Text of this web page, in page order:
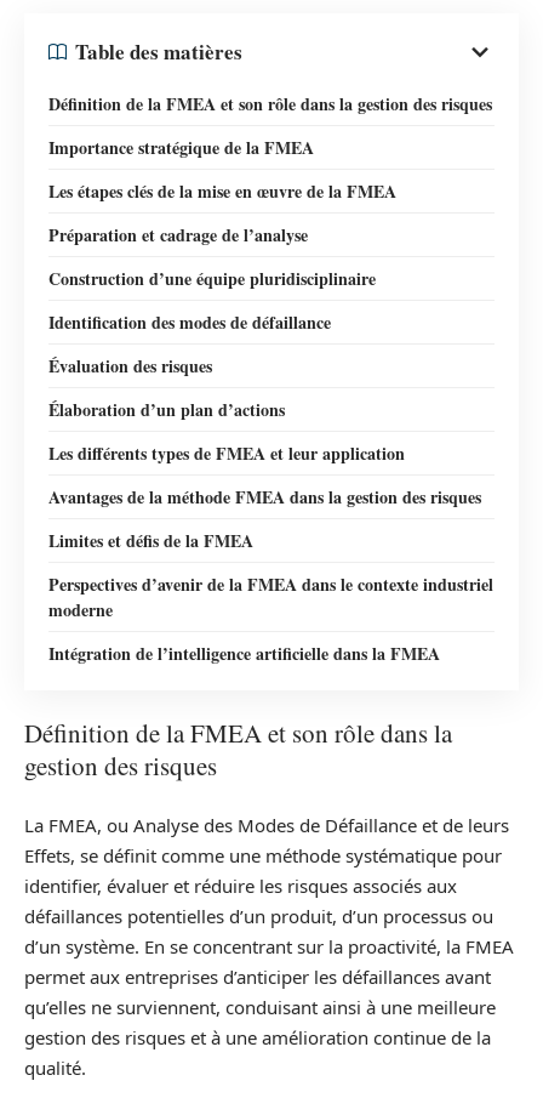
Table des matières
Définition de la FMEA et son rôle dans la gestion des risques
Importance stratégique de la FMEA
Les étapes clés de la mise en œuvre de la FMEA
Préparation et cadrage de l’analyse
Construction d’une équipe pluridisciplinaire
Identification des modes de défaillance
Évaluation des risques
Élaboration d’un plan d’actions
Les différents types de FMEA et leur application
Avantages de la méthode FMEA dans la gestion des risques
Limites et défis de la FMEA
Perspectives d’avenir de la FMEA dans le contexte industriel
moderne
Intégration de l’intelligence artificielle dans la FMEA
Définition de la FMEA et son rôle dans la
gestion des risques
La FMEA, ou Analyse des Modes de Défaillance et de leurs
Effets, se définit comme une méthode systématique pour
identifier, évaluer et réduire les risques associés aux
défaillances potentielles d’un produit, d’un processus ou
d’un système. En se concentrant sur la proactivité, la FMEA
permet aux entreprises d’anticiper les défaillances avant
qu’elles ne surviennent, conduisant ainsi à une meilleure
gestion des risques et à une amélioration continue de la
qualité.